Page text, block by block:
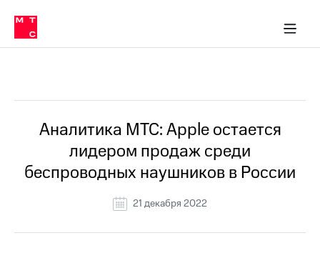
Медиа-центр
и акционерам
Устойчивое развитие
Комплаенс и деловая этика
компании
Карьера
История
компании
Руководство
информация
в МТС
Пресс-
релизы
МТС
о технологиях
Аналитика МТС: Apple остается
лидером продаж среди
беспроводных наушников в России
21 декабря 2022